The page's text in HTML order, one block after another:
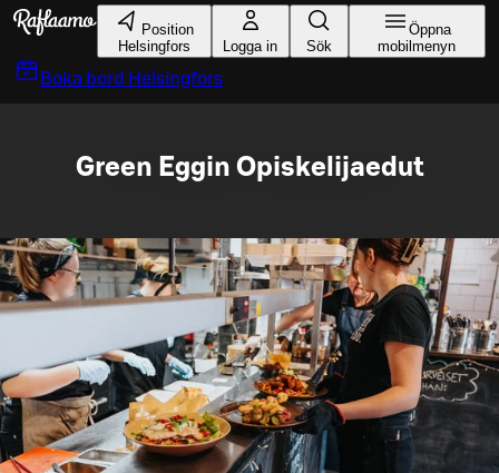
Gå till huvudinnehållet
Position
Helsingfors
Logga in Sök
Öppna
mobilmenyn
Boka bord Helsingfors
Green Eggin Opiskelijaedut